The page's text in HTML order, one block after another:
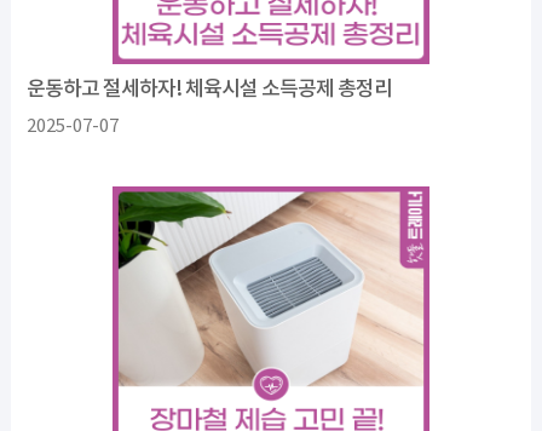
운동하고 절세하자! 체육시설 소득공제 총정리
2025-07-07